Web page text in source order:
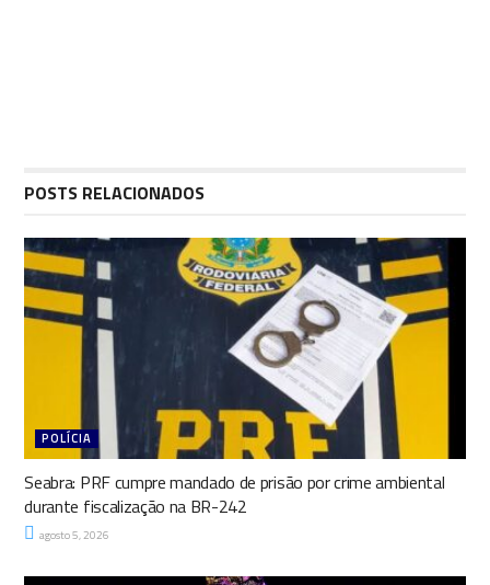
POSTS RELACIONADOS
POLÍCIA
Seabra: PRF cumpre mandado de prisão por crime ambiental
durante fiscalização na BR-242
agosto 5, 2026